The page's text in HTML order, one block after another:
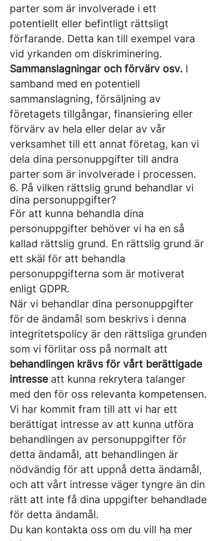
parter som är involverade i ett
potentiellt eller befintligt rättsligt
förfarande. Detta kan till exempel vara
vid yrkanden om diskriminering.
Sammanslagningar och förvärv osv. I
samband med en potentiell
sammanslagning, försäljning av
företagets tillgångar, finansiering eller
förvärv av hela eller delar av vår
verksamhet till ett annat företag, kan vi
dela dina personuppgifter till andra
parter som är involverade i processen.
6. På vilken rättslig grund behandlar vi
dina personuppgifter?
För att kunna behandla dina
personuppgifter behöver vi ha en så
kallad rättslig grund. En rättslig grund är
ett skäl för att behandla
personuppgifterna som är motiverat
enligt GDPR.
När vi behandlar dina personuppgifter
för de ändamål som beskrivs i denna
integritetspolicy är den rättsliga grunden
som vi förlitar oss på normalt att
behandlingen krävs för vårt berättigade
intresse att kunna rekrytera talanger
med den för oss relevanta kompetensen.
Vi har kommit fram till att vi har ett
berättigat intresse av att kunna utföra
behandlingen av personuppgifter för
detta ändamål, att behandlingen är
nödvändig för att uppnå detta ändamål,
och att vårt intresse väger tyngre än din
rätt att inte få dina uppgifter behandlade
för detta ändamål.
Du kan kontakta oss om du vill ha mer